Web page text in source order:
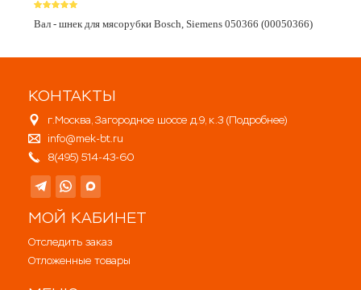
Вал - шнек для мясорубки Bosch, Siemens 050366 (00050366)
КОНТАКТЫ
г.Москва, Загородное шоссе д.9, к.3 (Подробнее)
info@mek-bt.ru
8(495) 514-43-60
МОЙ КАБИНЕТ
Отследить заказ
Отложенные товары